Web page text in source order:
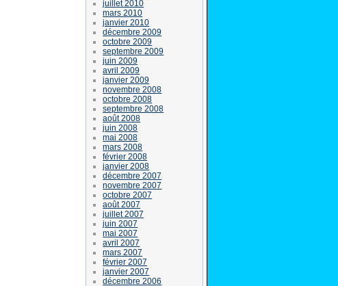
juillet 2010
mars 2010
janvier 2010
décembre 2009
octobre 2009
septembre 2009
juin 2009
avril 2009
janvier 2009
novembre 2008
octobre 2008
septembre 2008
août 2008
juin 2008
mai 2008
mars 2008
février 2008
janvier 2008
décembre 2007
novembre 2007
octobre 2007
août 2007
juillet 2007
juin 2007
mai 2007
avril 2007
mars 2007
février 2007
janvier 2007
décembre 2006